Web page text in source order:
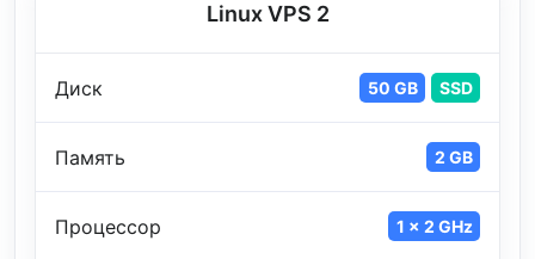
Linux VPS 2
Диск 50 GB SSD
Память 2 GB
Процессор 1 x 2 GHz